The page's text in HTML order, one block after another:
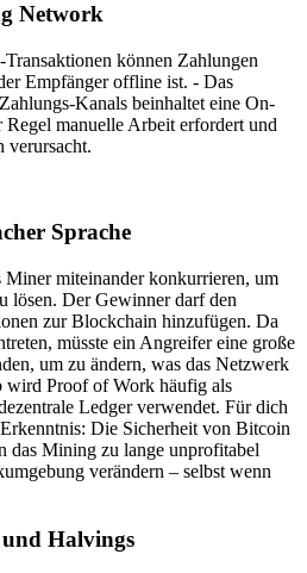
Network
können Zahlungen
Empfänger offline ist. - Das
Kanals beinhaltet eine On-
manuelle Arbeit erfordert und
verursacht.
Sprache
Miner miteinander konkurrieren, um
lösen. Der Gewinner darf den
zur Blockchain hinzufügen. Da
müsste ein Angreifer eine große
um zu ändern, was das Netzwerk
wird Proof of Work häufig als
Ledger verwendet. Für dich
Die Sicherheit von Bitcoin
das Mining zu lange unprofitabel
verändern – selbst wenn
Halvings